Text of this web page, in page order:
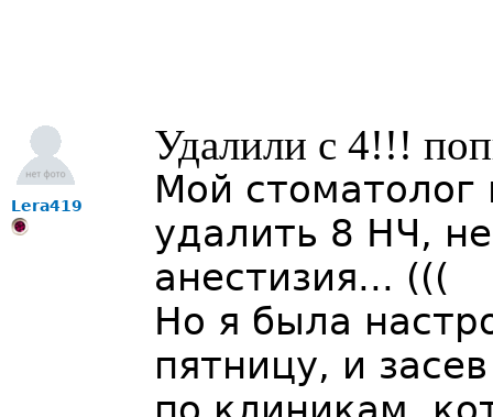
Lera419
Удалили с 4!!!
Мой стоматолог
удалить 8 НЧ,
анестизия... (((
Но я была
пятницу, и